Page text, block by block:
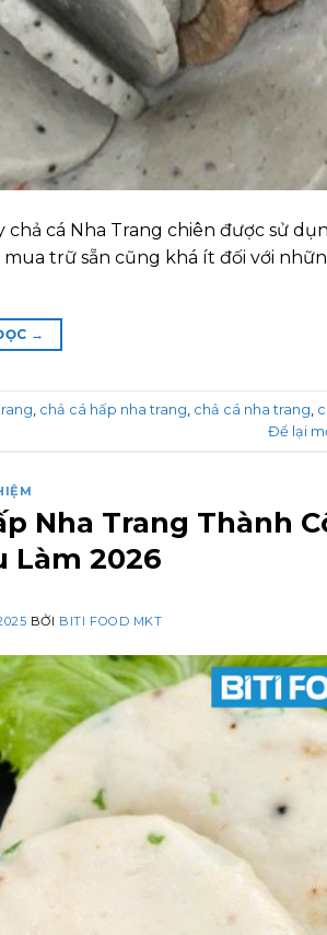
cá Nha Trang chiên được sử
trữ sẵn cũng khá ít đối với
→
chả cá hấp nha trang chả cá nha trang
Để lại
Nha Trang Thành
Làm 2026
BỞI BITI FOOD MKT